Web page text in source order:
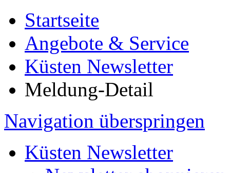
Startseite
Angebote & Service
Küsten Newsletter
Meldung-Detail
Navigation überspringen
Küsten Newsletter